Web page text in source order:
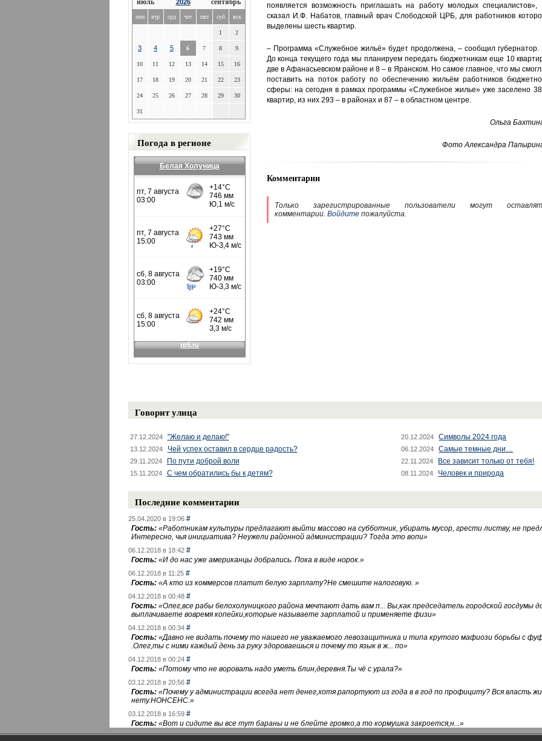
2026
пон втр срд чет пят суб вск
1 2
3 4 5 6 7 8 9
10 11 12 13 14 15 16
17 18 19 20 21 22 23
24 25 26 27 28 29 30
31
Погода в регионе
Белая Холуница
появляется возможность приглашать на работу молодых специалистов»,
сказал И.Ф. Набатов, главный врач Слободской ЦРБ, для работников
выделены шесть квартир.
– Программа «Служебное жильё» будет продолжена, – сообщил губернатор.
До конца текущего года мы планируем передать бюджетникам еще 10
две в Афанасьевском районе и 8 – в Яранском. Но самое главное, что мы
поставить на поток работу по обеспечению жильём работников
сферы: на сегодня в рамках программы «Служебное жилье» уже заселено
квартир, из них 293 – в районах и 87 – в областном центре.
Ольга
Фото Александра
Комментарии
Только зарегистрированные пользователи могут
комментарии. Войдитепожалуйста.
Говорит улица
27.12.2024 "Желаю и делаю!" 20.12.2024 Символы 2024 года
13.12.2024 Чей успех оставил в сердце радость? 06.12.2024 Самые темные дни…
29.11.2024 По пути доброй воли 22.11.2024 Все зависит только от тебя!
15.11.2024 С чем обратились бы к детям? 08.11.2024 Человек и природа
Последние комментарии
25.04.2020 в 19:06 #
Гость: «Работникам культуры предлагают выйти массово на субботник, убирать мусор, грести листву, не
Интересно, чья инициатива? Неужели районной администрации? Тогда это вопи»
06.12.2018 в 18:42 #
Гость: «И до нас уже американцы добрались. Пока в виде норок.»
06.12.2018 в 11:25 #
Гость: «А кто из коммерсов платит белую зарплату?Не смешите налоговую. »
04.12.2018 в 00:48 #
Гость: «Олег,все рабы белохолуницкого района мечтают дать вам п... Вы,как председатель городской госдумы
выплачиваете вовремя копейки,которые называете зарплатой и применяете физи»
04.12.2018 в 00:34 #
Гость: «Давно не видать почему то нашего не уважаемого левозащитника и типа крутого мафиози борьбы с
.Олег,ты с ними каждый день за руку здороваешься и почему то язык в ж... по»
04.12.2018 в 00:24 #
Гость: «Потому что не воровать надо уметь блин,деревня.Ты чё с урала?»
03.12.2018 в 20:56 #
Гость: «Почему у администрации всегда нет денег,хотя рапортуют из года в в год по профициту? Вся власть
нету.НОНСЕНС.»
03.12.2018 в 16:59 #
Гость: «Вот и сидите вы все тут бараны и не блейте громко,а то кормушка закроется,н...»